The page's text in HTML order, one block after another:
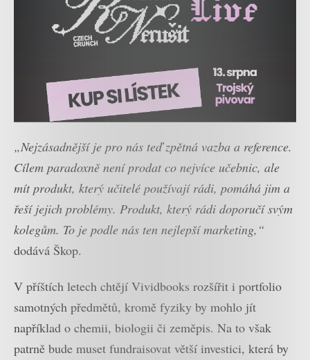
„Nejzásadnější je pro nás teď zpětná vazba a reference.
Cílem paradoxně není prodat co nejvíce učebnic, ale
mít produkt, který učitelé používají rádi, pomáhá jim a
řeší jejich problémy. Produkt, který rádi doporučí svým
kolegům. To je podle nás ten nejlepší marketing,“
dodává Škop.
V příštích letech chtějí Vividbooks rozšířit i portfolio
samotných předmětů, kromě fyziky by mohlo jít
například o chemii, biologii či zeměpis. Na to však
patrně bude muset fundraisovat větší investici, která by